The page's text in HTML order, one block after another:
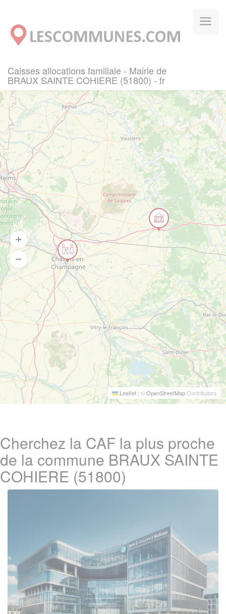
Caisses allocations familiale - Mairie de
BRAUX SAINTE COHIERE (51800) - fr
Leaflet | ©OpenStreetMapContributors
Cherchez la CAF la plus proche
de la commune BRAUX SAINTE
COHIERE (51800)